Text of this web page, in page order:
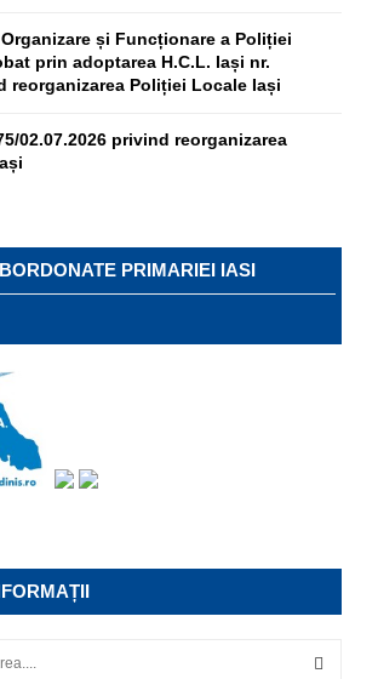
și Funcționare a Poliției
prin adoptarea H.C.L. Iași nr.
reorganizarea Poliției Locale Iași
02.07.2026 privind reorganizarea
PRIMARIEI IASI